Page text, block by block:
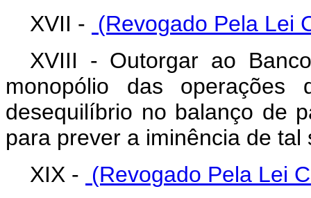
XVII - (Revogado Pela Lei
XVIII - Outorgar ao
monopólio das operações
desequilíbrio no balanço de
para prever a iminência de tal
XIX - (Revogado Pela Lei